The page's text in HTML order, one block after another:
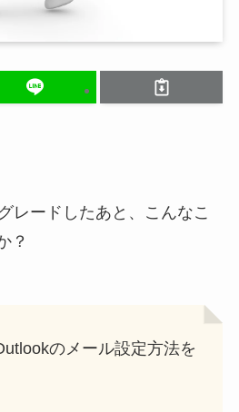
レードしたあと、こんなこ
？
のメール設定方法を